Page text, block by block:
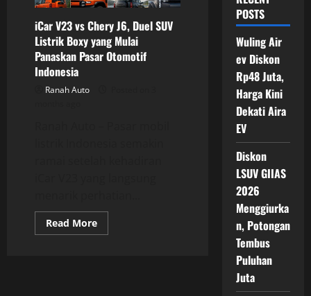
iCar V23 vs Chery J6, Duel SUV
Listrik Boxy yang Mulai
Panaskan Pasar Otomotif
Indonesia
Ranah Auto
Read MoreRead
more
POSTS
Wuling Air
ev Diskon
Rp48 Juta,
Harga Kini
Dekati Aira
EV
Diskon
LSUV GIIAS
2026
Menggiurka
n, Potongan
Tembus
Puluhan
Juta